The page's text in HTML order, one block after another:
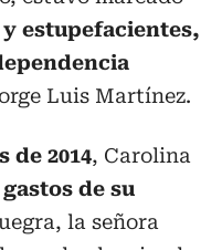
estupefacientes,
Luis Martínez.
de 2014, Carolina
de su
la señora